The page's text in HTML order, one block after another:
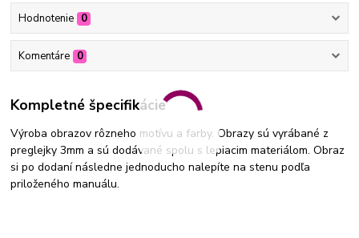
Hodnotenie 0
Komentáre 0
Kompletné špecifikácie
Výroba obrazov rôzneho motívu a farby. Obrazy sú vyrábané z
preglejky 3mm a sú dodávané spolu s lepiacim materiálom. Obraz
si po dodaní následne jednoducho nalepíte na stenu podľa
priloženého manuálu.